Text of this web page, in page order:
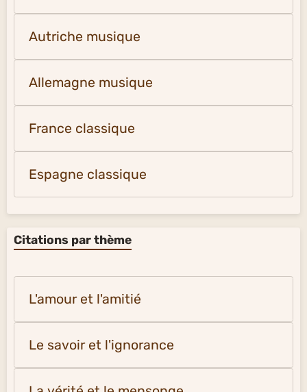
Autriche musique
Allemagne musique
France classique
Espagne classique
Citations par thème
L'amour et l'amitié
Le savoir et l'ignorance